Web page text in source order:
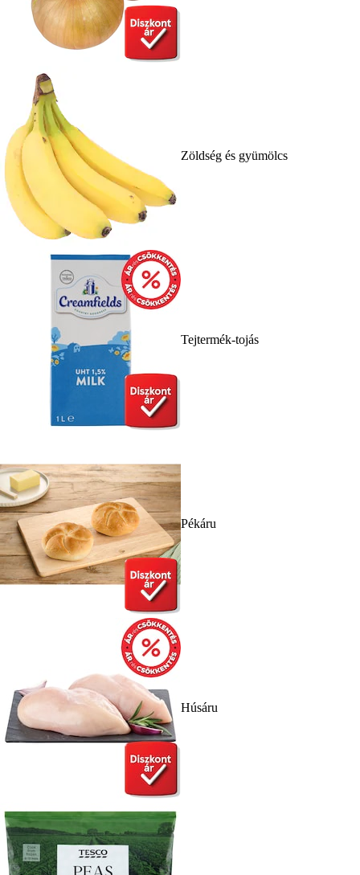
Zöldség és gyümölcs
Tejtermék-tojás
Pékáru
Húsáru